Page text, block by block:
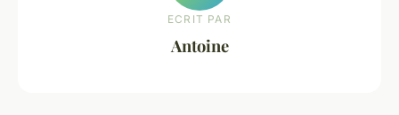
ECRIT PAR
Antoine